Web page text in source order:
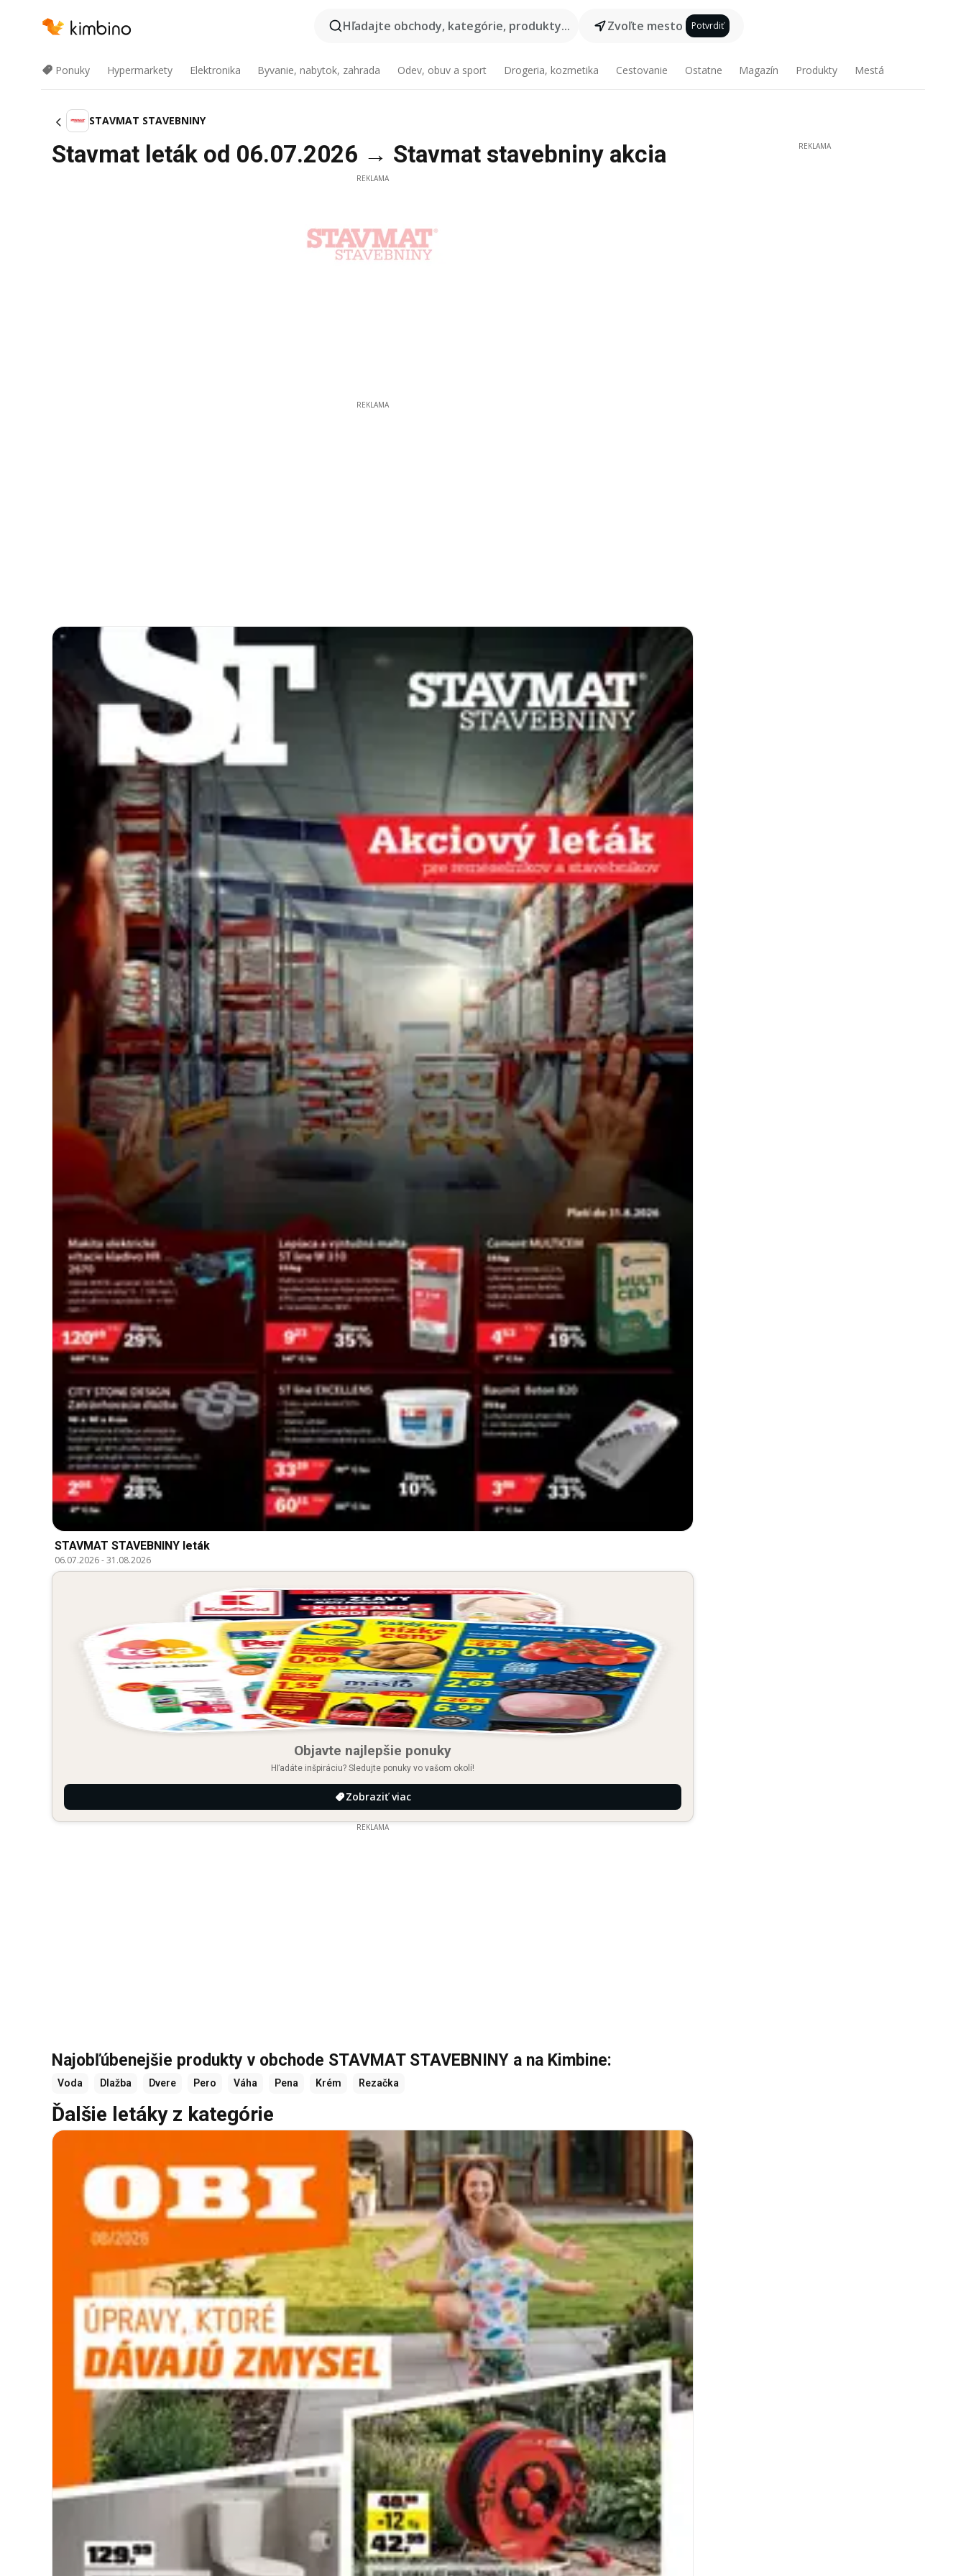
Hľadajte obchody, kategórie, produkty... Zvoľte mesto Potvrdiť
Ponuky Hypermarkety Elektronika Byvanie, nabytok, zahrada Odev, obuv a sport Drogeria, kozmetika Cestovanie Ostatne Magazín Produkty Mestá
STAVMAT STAVEBNINY
Stavmat leták od 06.07.2026 → Stavmat stavebniny akcia
REKLAMA
REKLAMA
STAVMAT STAVEBNINY leták
06.07.2026-31.08.2026
Objavte najlepšie ponuky
Hľadáte inšpiráciu? Sledujte ponuky vo vašom okolí!
Zobraziť viac
REKLAMA
Najobľúbenejšie produkty v obchode STAVMAT STAVEBNINY a na Kimbine:
Voda Dlažba Dvere Pero Váha Pena Krém Rezačka
Ďalšie letáky z kategórie
REKLAMA